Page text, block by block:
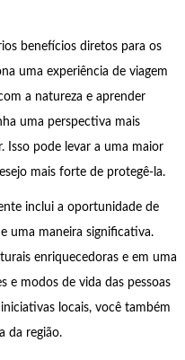
benefícios diretos para os
uma experiência de viagem
a natureza e aprender
uma perspectiva mais
Isso pode levar a uma maior
mais forte de protegê-la.
inclui a oportunidade de
uma maneira significativa.
enriquecedoras e em uma
e modos de vida das pessoas
locais, você também
da região.